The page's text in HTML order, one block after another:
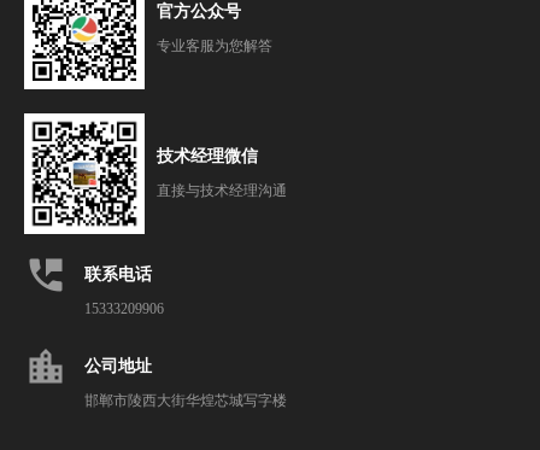
官方公众号
专业客服为您解答
技术经理微信
直接与技术经理沟通
perm_phone_msg 联系电话
15333209906
location_city 公司地址
邯郸市陵西大街华煌芯城写字楼